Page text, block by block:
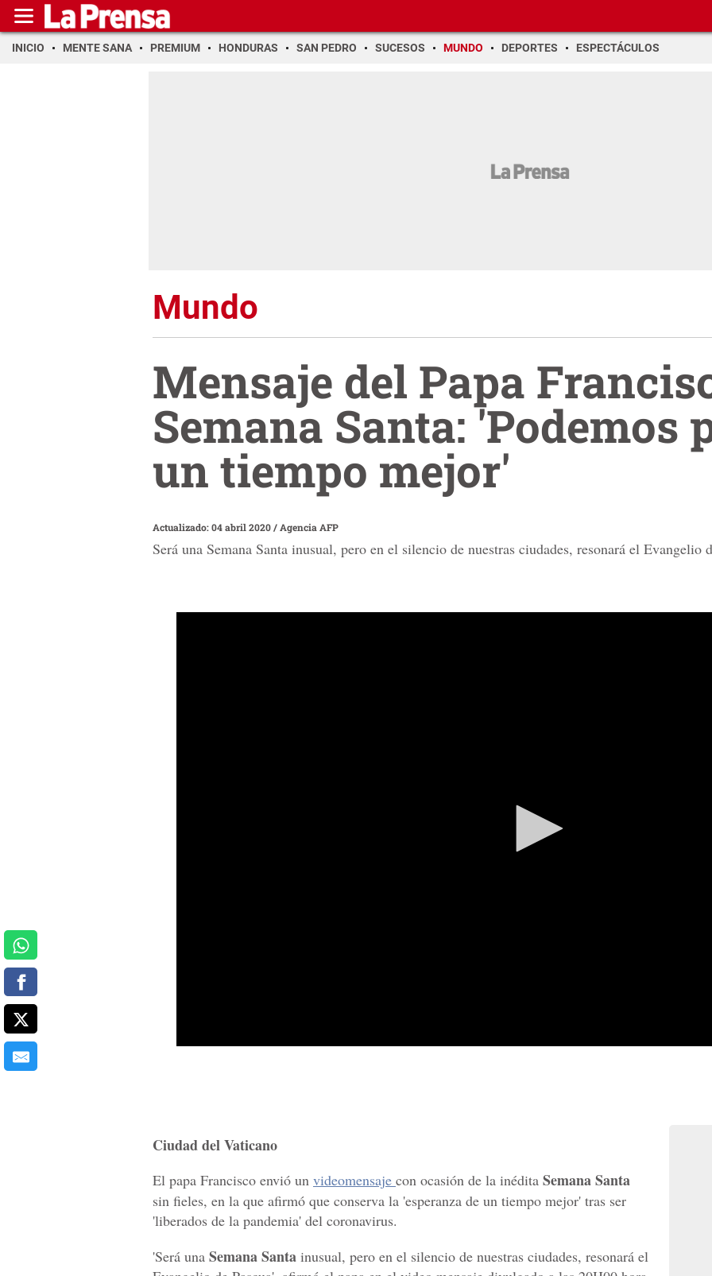
INICIO MENTE SANA PREMIUM HONDURAS SAN PEDRO SUCESOS MUNDO DEPORTES ESPECTÁCULOS
Mundo
Mensaje del Papa
Semana Santa: 'Podemos
un tiempo mejor'
Actualizado: 04 abril 2020/ Agencia AFP
Será una Semana Santa inusual, pero en el silencio de nuestras ciudades, resonará el Evangelio
Ciudad del Vaticano
El papa Francisco envió un videomensaje con ocasión de la inédita Semana Santa
sin fieles, en la que afirmó que conserva la 'esperanza de un tiempo mejor' tras ser
'liberados de la pandemia' del coronavirus.
'Será una Semana Santa inusual, pero en el silencio de nuestras ciudades, resonará el